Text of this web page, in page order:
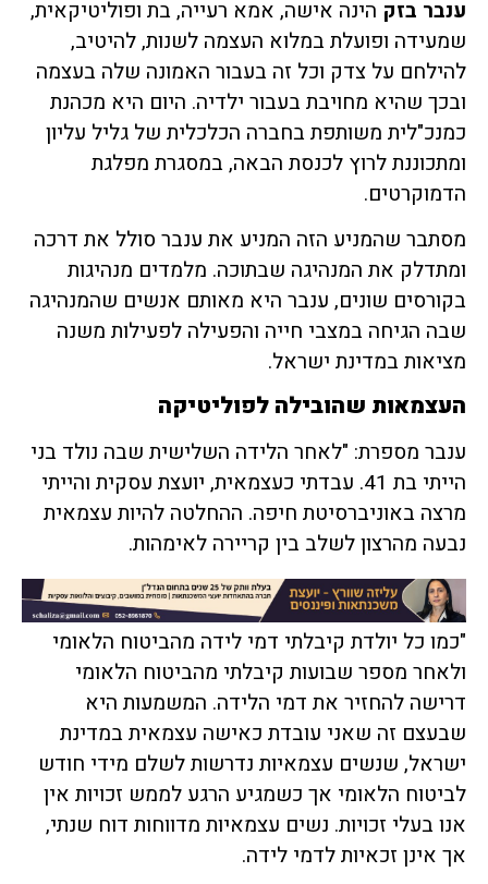
ענבר בזק הינה אישה, אמא רעייה, בת ופוליטיקאית,
שמעידה ופועלת במלוא העצמה לשנות, להיטיב,
להילחם על צדק וכל זה בעבור האמונה שלה בעצמה
ובכך שהיא מחויבת בעבור ילדיה. היום היא מכהנת
כמנכ"לית משותפת בחברה הכלכלית של גליל עליון
ומתכוננת לרוץ לכנסת הבאה, במסגרת מפלגת
הדמוקרטים.
מסתבר שהמניע הזה המניע את ענבר סולל את דרכה
ומתדלק את המנהיגה שבתוכה. מלמדים מנהיגות
בקורסים שונים, ענבר היא מאותם אנשים שהמנהיגה
שבה הגיחה במצבי חייה והפעילה לפעילות משנה
מציאות במדינת ישראל.
העצמאות שהובילה לפוליטיקה
ענבר מספרת: "לאחר הלידה השלישית שבה נולד בני
הייתי בת 41. עבדתי כעצמאית, יועצת עסקית והייתי
מרצה באוניברסיטת חיפה. ההחלטה להיות עצמאית
נבעה מהרצון לשלב בין קריירה לאימהות.
"כמו כל יולדת קיבלתי דמי לידה מהביטוח הלאומי
ולאחר מספר שבועות קיבלתי מהביטוח הלאומי
דרישה להחזיר את דמי הלידה. המשמעות היא
שבעצם זה שאני עובדת כאישה עצמאית במדינת
ישראל, שנשים עצמאיות נדרשות לשלם מידי חודש
לביטוח הלאומי אך כשמגיע הרגע לממש זכויות אין
אנו בעלי זכויות. נשים עצמאיות מדווחות דוח שנתי,
אך אינן זכאיות לדמי לידה.